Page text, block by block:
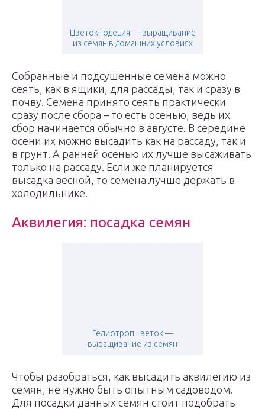
Цветок годеция — выращивание
из семян в домашних условиях
Собранные и подсушенные семена можно
сеять, как в ящики, для рассады, так и сразу в
почву. Семена принято сеять практически
сразу после сбора – то есть осенью, ведь их
сбор начинается обычно в августе. В середине
осени их можно высадить как на рассаду, так и
в грунт. А ранней осенью их лучше высаживать
только на рассаду. Если же планируется
высадка весной, то семена лучше держать в
холодильнике.
Аквилегия: посадка семян
Гелиотроп цветок —
выращивание из семян
Чтобы разобраться, как высадить аквилегию из
семян, не нужно быть опытным садоводом.
Для посадки данных семян стоит подобрать